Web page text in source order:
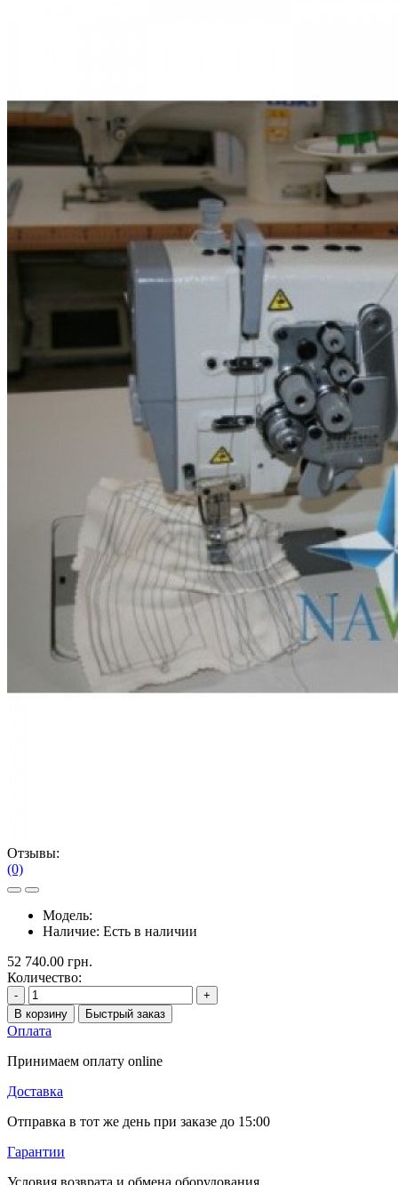
Отзывы:
(0)
Модель:
Наличие: Есть в наличии
52 740.00 грн.
Количество:
-
+
В корзину
Быстрый заказ
Оплата
Принимаем оплату online
Доставка
Отправка в тот же день при заказе до 15:00
Гарантии
Условия возврата и обмена оборудования